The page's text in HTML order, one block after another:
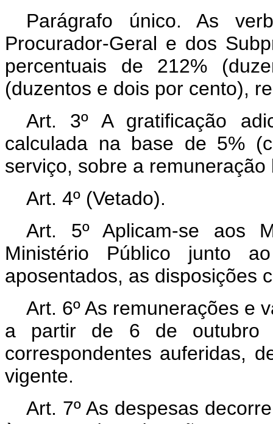
Parágrafo único. As
Procurador-Geral e dos
percentuais de 212%
(duzentos e dois por cento),
Art. 3º A gratificação
calculada na base de 5%
serviço, sobre a
Art. 4º (Vetado).
Art. 5º Aplicam-se aos
Ministério Público junto
aposentados, as disposições
Art. 6º As remunerações e
a partir de 6 de outubro
correspondentes auferidas,
vigente.
Art. 7º As despesas